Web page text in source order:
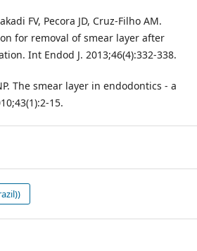
FV, Pecora JD, Cruz-Filho AM.
for removal of smear layer after
Int Endod J. 2013;46(4):332-338.
The smear layer in endodontics - a
15.